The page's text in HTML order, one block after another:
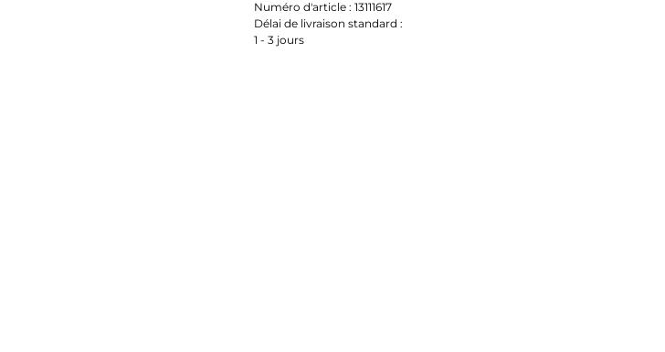
Numéro d'article : 13111617
Délai de livraison standard :
1 - 3 jours